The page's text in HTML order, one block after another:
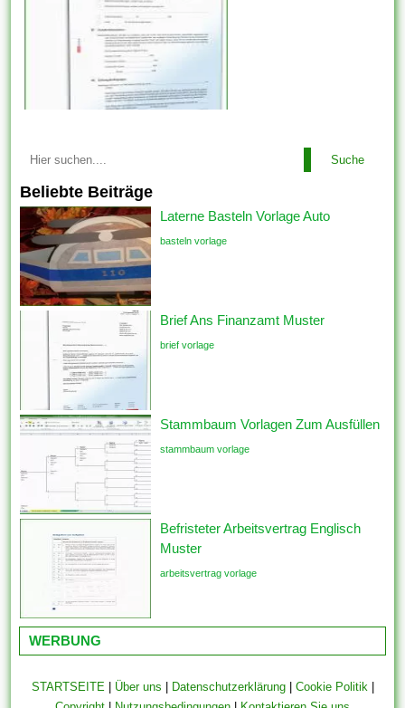
Suche
Beliebte Beiträge
Laterne Basteln Vorlage Auto
basteln vorlage
Brief Ans Finanzamt Muster
brief vorlage
Stammbaum Vorlagen Zum Ausfüllen
stammbaum vorlage
Befristeter Arbeitsvertrag Englisch
Muster
arbeitsvertrag vorlage
WERBUNG
STARTSEITE| Über uns Datenschutzerklärung| Cookie Politik|